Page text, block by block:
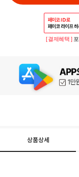
[ 결제혜택 ]
상품상세